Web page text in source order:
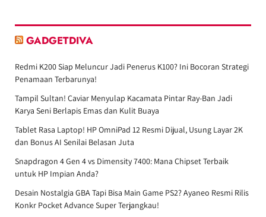
GADGETDIVA
Redmi K200 Siap Meluncur Jadi Penerus K100? Ini Bocoran Strategi
Penamaan Terbarunya!
Tampil Sultan! Caviar Menyulap Kacamata Pintar Ray-Ban Jadi
Karya Seni Berlapis Emas dan Kulit Buaya
Tablet Rasa Laptop! HP OmniPad 12 Resmi Dijual, Usung Layar 2K
dan Bonus AI Senilai Belasan Juta
Snapdragon 4 Gen 4 vs Dimensity 7400: Mana Chipset Terbaik
untuk HP Impian Anda?
Desain Nostalgia GBA Tapi Bisa Main Game PS2? Ayaneo Resmi Rilis
Konkr Pocket Advance Super Terjangkau!